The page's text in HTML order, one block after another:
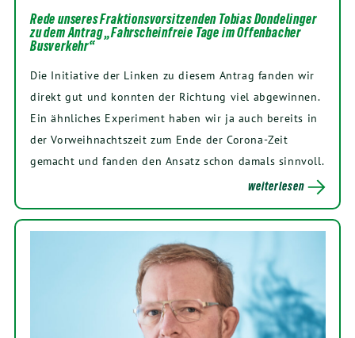
Rede unseres Fraktionsvorsitzenden Tobias Dondelinger
zu dem Antrag „Fahrscheinfreie Tage im Offenbacher
Busverkehr“
Die Initiative der Linken zu diesem Antrag fanden wir
direkt gut und konnten der Richtung viel abgewinnen.
Ein ähnliches Experiment haben wir ja auch bereits in
der Vorweihnachtszeit zum Ende der Corona-Zeit
gemacht und fanden den Ansatz schon damals sinnvoll.
weiterlesen